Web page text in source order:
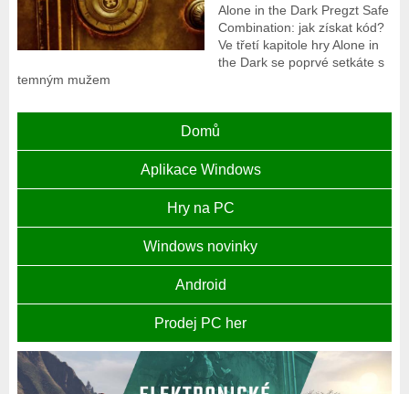
Alone in the Dark Pregzt Safe
Combination: jak získat kód?
Ve třetí kapitole hry Alone in
the Dark se poprvé setkáte s
temným mužem
Domů
Aplikace Windows
Hry na PC
Windows novinky
Android
Prodej PC her